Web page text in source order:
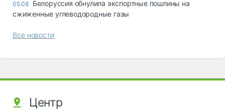
05.08 Белоруссия обнулила экспортные пошлины на
сжиженные углеводородные газы
Все новости
Центр